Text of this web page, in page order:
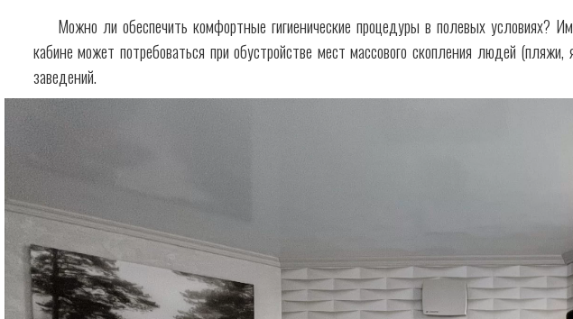
Можно ли обеспечить комфортные гигиенические процедуры в полевых условиях?
кабине может потребоваться при обустройстве мест массового скопления людей
заведений.